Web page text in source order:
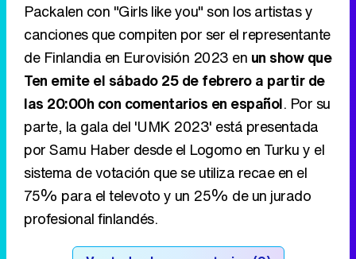
Packalen con "Girls like you" son los artistas y
canciones que compiten por ser el representante
de Finlandia en Eurovisión 2023 en un show que
Ten emite el sábado 25 de febrero a partir de
las 20:00h con comentarios en español. Por su
parte, la gala del 'UMK 2023' está presentada
por Samu Haber desde el Logomo en Turku y el
sistema de votación que se utiliza recae en el
75% para el televoto y un 25% de un jurado
profesional finlandés.